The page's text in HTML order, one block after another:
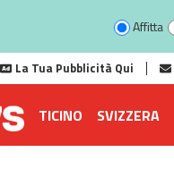
Affitta
La Tua Pubblicità Qui
TICINO SVIZZERA